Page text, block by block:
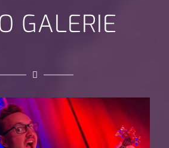
GALERIE